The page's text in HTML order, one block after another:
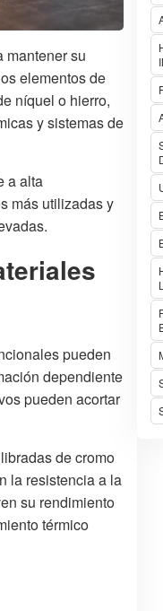
mantener su
elementos de
níquel o hierro,
y sistemas de
a alta
más utilizadas y
pueden
dependiente
pueden acortar
de cromo
la resistencia a la
su rendimiento
térmico